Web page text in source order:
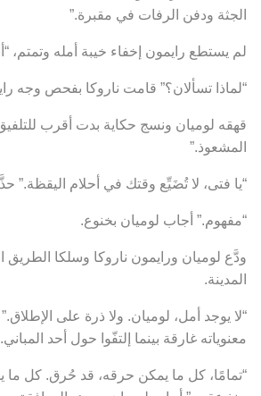
الجثة ودفن الرفات في مقبرة.”
لم يستطع رايمون إخفاء خيبة أمله وتمتم،
“لماذا تسألان؟” قامت ناروكا بفحص وجه
قهقه لوميان ونسج حكاية بدت أقرب
المشعوذ.”
“يا فتى، لا تُضَيِّع وقتك في أحلام اليقظة.”
“مفهوم.” أجاب لوميان بخنوع.
ودَّع لوميان ورايمون ناروكا وسلكا
المدينة.
“لا يوجد أمل، لوميان. ولا ذرة على
معنوياته غارقة بينما إلتفّوا حول أحد المباني.
“تمامًا، كل ما يمكن حرقه، قد حُرق. كل ما